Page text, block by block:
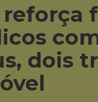
reforça
dois